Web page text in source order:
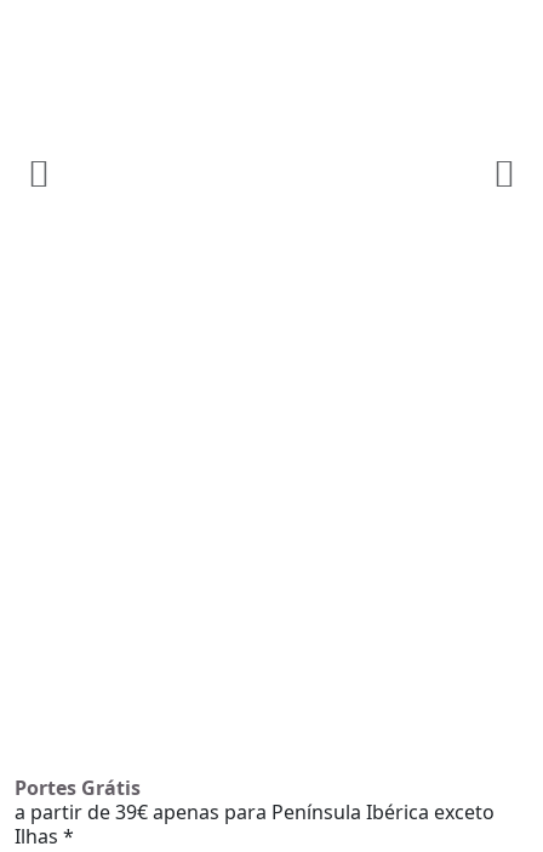
Portes Grátis
a partir de 39€ apenas para Península Ibérica exceto
Ilhas *